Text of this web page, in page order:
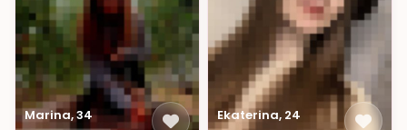
Marina, 34 Ekaterina, 24